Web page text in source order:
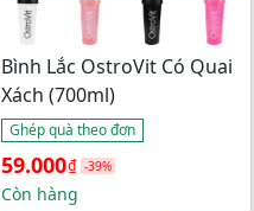
Bình Lắc OstroVit Có Quai
Xách (700ml)
Ghép quà theo đơn
Giá
gốc
59.000₫
Giá
hiện
-39%
Còn hàng